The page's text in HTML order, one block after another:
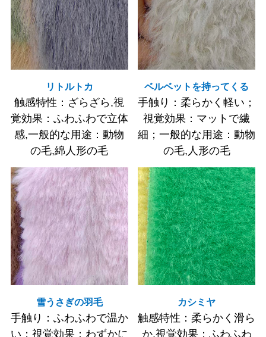
リトルトカ
触感特性：ざらざら,視
覚効果：ふわふわで立体
感,一般的な用途：動物
の毛,綿人形の毛
ベルベットを持ってくる
手触り：柔らかく軽い；
視覚効果：マットで繊
細；一般的な用途：動物
の毛,人形の毛
雪うさぎの羽毛
手触り：ふわふわで温か
い；視覚効果：わずかに
カシミヤ
触感特性：柔らかく滑ら
か,視覚効果：ふわふわ